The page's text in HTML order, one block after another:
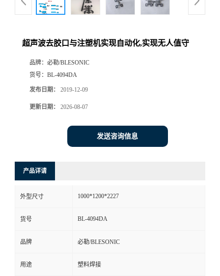
超声波去胶口与注塑机实现自动化,实现无人值守
品牌： 必勒/BLESONIC
货号： BL-4094DA
发布日期： 2019-12-09
更新日期： 2026-08-07
发送咨询信息
产品详请
外型尺寸 1000*1200*2227
货号 BL-4094DA
品牌 必勒/BLESONIC
用途 塑料焊接